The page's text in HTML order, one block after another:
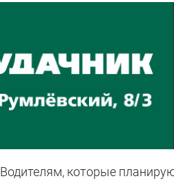
Водителям, которые